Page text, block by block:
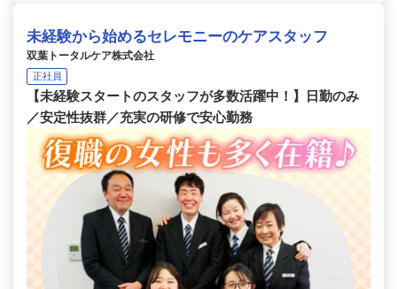
未経験から始めるセレモニーのケアスタッフ
双葉トータルケア株式会社
正社員
【未経験スタートのスタッフが多数活躍中！】日勤のみ
／安定性抜群／充実の研修で安心勤務